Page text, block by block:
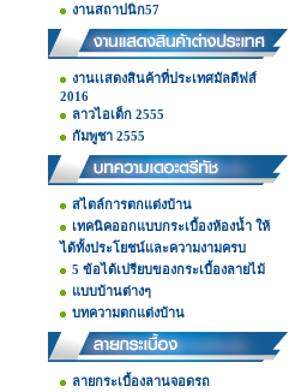
งานสถาปนิก57
งานเเสดงสินค้าที่ประเทศมัลดีฟส์
2016
ลาวไอเต็ก 2555
กัมพูชา 2555
สไตล์การตกแต่งบ้าน
เทคนิคออกแบบกระเบื้องห้องน้ำ ให้
ได้ทั้งประโยชน์และความงามครบ
5 ข้อได้เปรียบของกระเบื้องลายไม้
แบบบ้านต่างๆ
บทความตกแต่งบ้าน
ลายกระเบื้องลานจอดรถ